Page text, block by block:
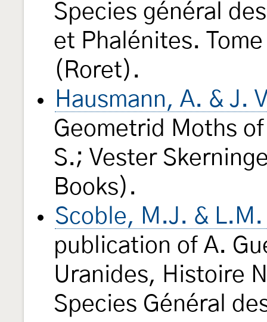
Species général
et Phalénites.
(Roret).
Hausmann, A. & J.
Geometrid Moths
S.; Vester
Books).
Scoble, M.J. &
publication of A.
Uranides, Histoire
Species Général